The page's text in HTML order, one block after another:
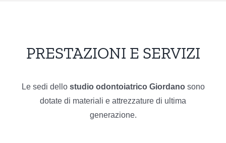
PRESTAZIONI E SERVIZI
Le sedi dello studioodontoiatrico Giordanosono
dotate di materiali e attrezzature di ultima
generazione.